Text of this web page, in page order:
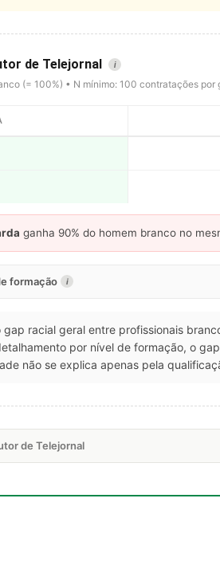
de Telejornal i
(= 100%) • N mínimo: 100 contratações por
ganha 90% do homem branco no
formação i
gap racial geral entre profissionais
por nível de formação, o
não se explica apenas pela
de Telejornal